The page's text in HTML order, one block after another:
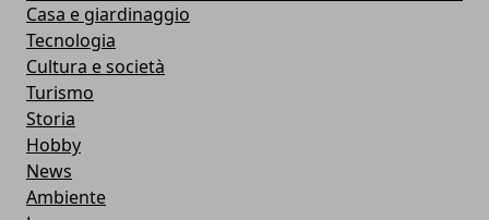
Casa e giardinaggio
Tecnologia
Cultura e società
Turismo
Storia
Hobby
News
Ambiente